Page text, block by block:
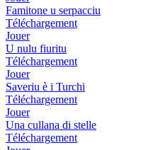
Famitone u serpacciu
Téléchargement
Jouer
U nulu fiuritu
Téléchargement
Jouer
Saveriu è i Turchi
Téléchargement
Jouer
Una cullana di stelle
Téléchargement